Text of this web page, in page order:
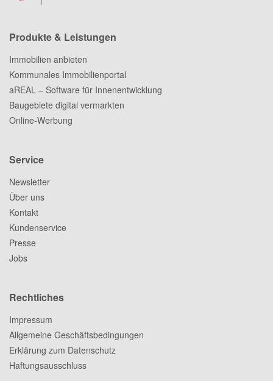
Produkte & Leistungen
Immobilien anbieten
Kommunales Immobilienportal
aREAL – Software für Innenentwicklung
Baugebiete digital vermarkten
Online-Werbung
Service
Newsletter
Über uns
Kontakt
Kundenservice
Presse
Jobs
Rechtliches
Impressum
Allgemeine Geschäftsbedingungen
Erklärung zum Datenschutz
Haftungsausschluss